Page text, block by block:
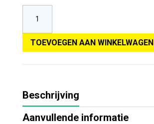
TOEVOEGEN AAN WINKELWAGEN
Beschrijving
Aanvullende informatie